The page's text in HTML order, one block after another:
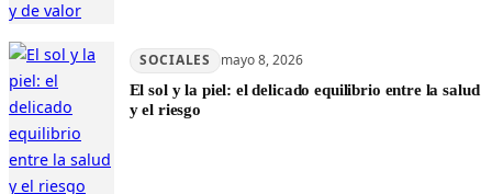
SOCIALES mayo 8, 2026
El sol y la piel: el delicado equilibrio entre la salud
y el riesgo